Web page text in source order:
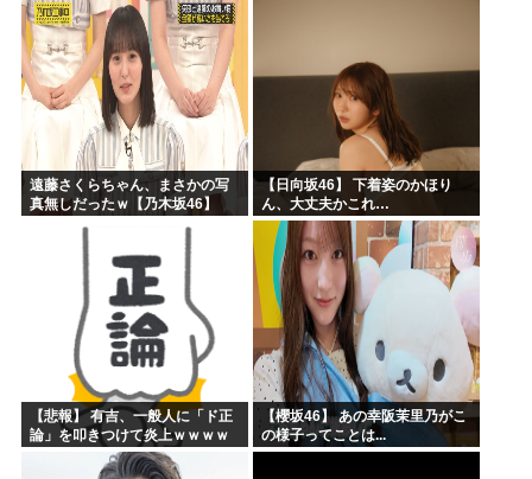
私「知るかボケ」兄嫁「キィィ
ィィー！！！！」私「あ…」
遠藤さくらちゃん、まさかの写
真無しだったｗ【乃木坂46】
【日向坂46】 下着姿のかほり
ん、大丈夫かこれ…
【悲報】 有吉、一般人に「ド正
論」を叩きつけて炎上ｗｗｗｗ
【櫻坂46】 あの幸阪茉里乃がこ
の様子ってことは...